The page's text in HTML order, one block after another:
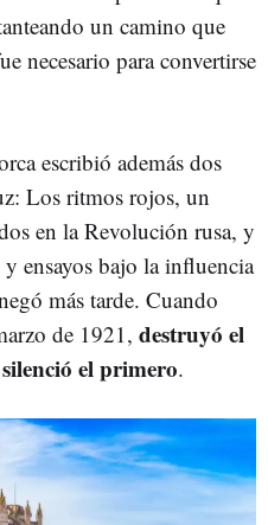
un camino que
necesario para convertirse
escribió además dos
Los ritmos rojos, un
en la Revolución rusa, y
ensayos bajo la influencia
más tarde. Cuando
de 1921, destruyó el
el primero.